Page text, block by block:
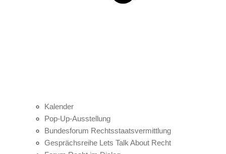
Kalender
Pop-Up-Ausstellung
Bundesforum Rechtsstaatsvermittlung
Gesprächsreihe Lets Talk About Recht